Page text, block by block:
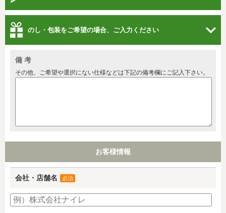
のし・包装をご希望の場合、ご入力ください
備 考
その他、ご希望や選択にない仕様などは下記の備考欄にご記入下さい。
お客様情報
会社・店舗名 必須